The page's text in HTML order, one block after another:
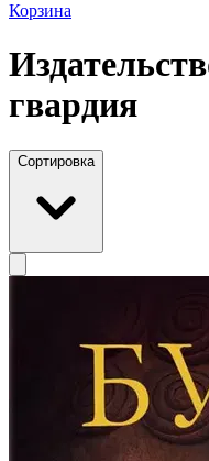
Корзина
гвардия
Сортировка